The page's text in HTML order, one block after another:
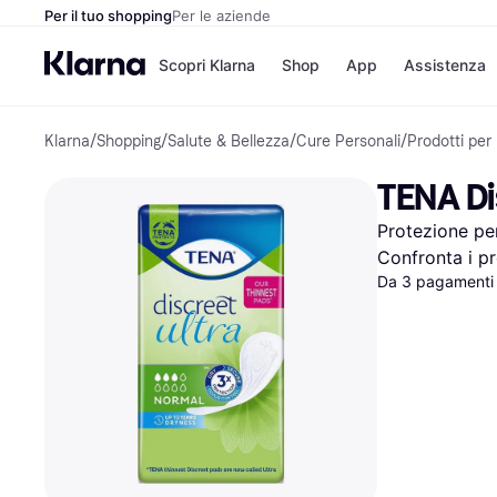
Per il tuo shoppingPer le aziende
Scopri Klarna
Opzioni di
Paga ora
Paga in 3 rate
Paga dopo 30 giorni
Finanziamento
Shop
Negozi
Unieuro
Media
eBay
Zalando
App Assistenza
Klarna/Shopping/Salute & Bellezza/Cure Personali/Prodotti per
TENA
Protezione
Confronta i
Da 3